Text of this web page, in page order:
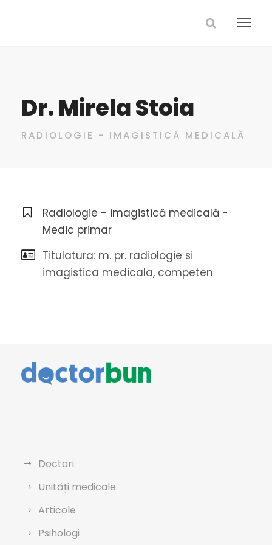
Dr. Mirela Stoia
RADIOLOGIE - IMAGISTICĂ MEDICALĂ
Radiologie - imagistică medicală -
Medic primar
Titulatura: m. pr. radiologie si
imagistica medicala, competen
Doctori
Unități medicale
Articole
Psihologi